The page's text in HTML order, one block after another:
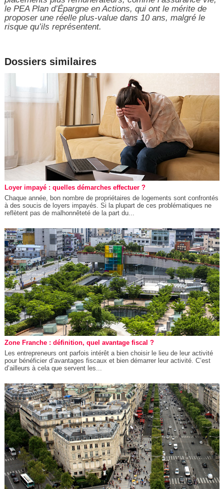
le PEA Plan d’Épargne en Actions, qui ont le mérite de
proposer une réelle plus-value dans 10 ans, malgré le
risque qu’ils représentent.
Dossiers similaires
Loyer impayé : quelles démarches effectuer ?
Chaque année, bon nombre de propriétaires de logements sont confrontés
à des soucis de loyers impayés. Si la plupart de ces problématiques ne
reflètent pas de malhonnêteté de la part du...
Zone Franche : définition, quel avantage fiscal ?
Les entrepreneurs ont parfois intérêt a bien choisir le lieu de leur activité
pour bénéficier d’avantages fiscaux et bien démarrer leur activité. C’est
d’ailleurs à cela que servent les...